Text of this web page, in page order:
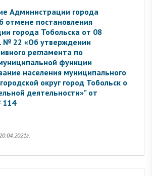
Администрации города
отмене постановления
города Тобольска от 08
№ 22 «Об утверждении
регламента по
функции
населения муниципального
округ город Тобольск о
деятельности»" от
114